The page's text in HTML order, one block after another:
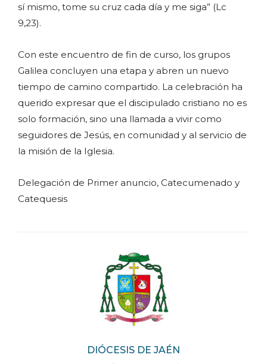
DIÓCESIS DE JAÉN
sí mismo, tome su cruz cada día y me siga” (Lc
9,23).
Con este encuentro de fin de curso, los grupos
Galilea concluyen una etapa y abren un nuevo
tiempo de camino compartido. La celebración ha
querido expresar que el discipulado cristiano no es
solo formación, sino una llamada a vivir como
seguidores de Jesús, en comunidad y al servicio de
la misión de la Iglesia.
Delegación de Primer anuncio, Catecumenado y
Catequesis